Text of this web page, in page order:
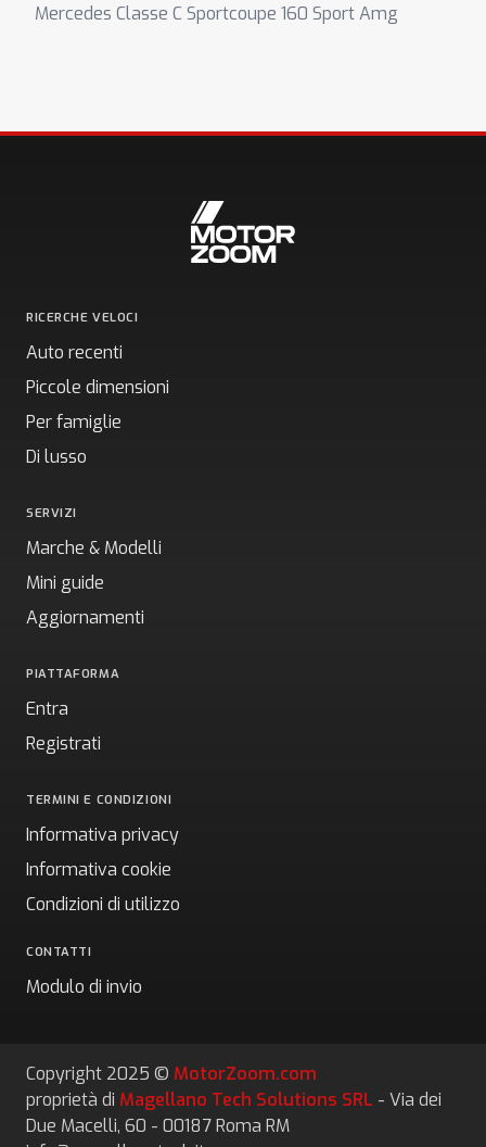
Mercedes Classe C Sportcoupe 160 Sport Amg
RICERCHE VELOCI
Auto recenti
Piccole dimensioni
Per famiglie
Di lusso
SERVIZI
Marche & Modelli
Mini guide
Aggiornamenti
PIATTAFORMA
Entra
Registrati
TERMINI E CONDIZIONI
Informativa privacy
Informativa cookie
Condizioni di utilizzo
CONTATTI
Modulo di invio
Copyright 2025 © MotorZoom.com
proprietà di Magellano Tech Solutions SRL - Via dei
Due Macelli, 60 - 00187 Roma RM